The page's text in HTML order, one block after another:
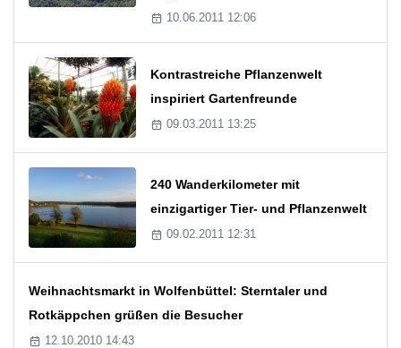
10.06.2011 12:06
Kontrastreiche Pflanzenwelt
inspiriert Gartenfreunde
09.03.2011 13:25
240 Wanderkilometer mit
einzigartiger Tier- und Pflanzenwelt
09.02.2011 12:31
Weihnachtsmarkt in Wolfenbüttel: Sterntaler und
Rotkäppchen grüßen die Besucher
12.10.2010 14:43